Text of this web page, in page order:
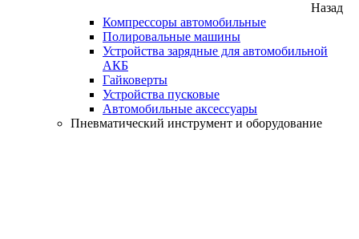
Назад
Компрессоры автомобильные
Полировальные машины
Устройства зарядные для автомобильной
АКБ
Гайковерты
Устройства пусковые
Автомобильные аксессуары
Пневматический инструмент и оборудование